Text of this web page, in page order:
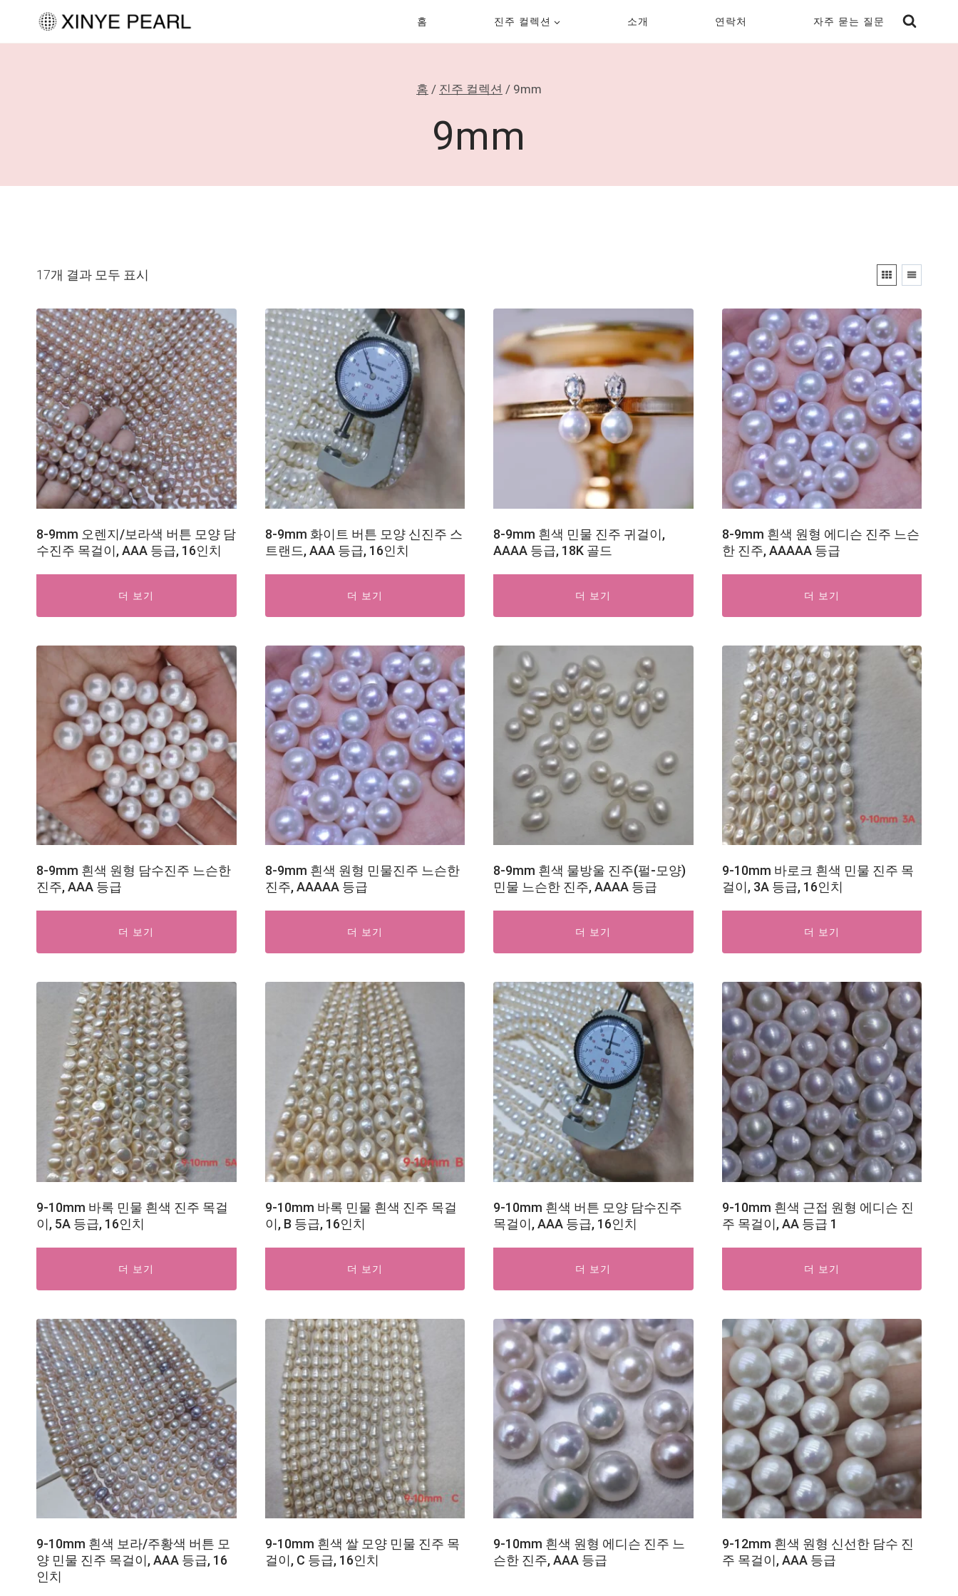
홈 진주 컬렉션 소개 연락처 자주 묻는 질문
홈 / 진주 컬렉션 / 9mm
9mm
17개 결과 모두 표시
8-9mm 오렌지/보라색 버튼 모양 담
수진주 목걸이, AAA 등급, 16인치
더 보기
8-9mm 화이트 버튼 모양 신진주 스
트랜드, AAA 등급, 16인치
더 보기
8-9mm 흰색 민물 진주 귀걸이,
AAAA 등급, 18K 골드
더 보기
8-9mm 흰색 원형 에디슨 진주 느슨
한 진주, AAAAA 등급
더 보기
8-9mm 흰색 원형 담수진주 느슨한
진주, AAA 등급
더 보기
8-9mm 흰색 원형 민물진주 느슨한
진주, AAAAA 등급
더 보기
8-9mm 흰색 물방울 진주(펄-모양)
민물 느슨한 진주, AAAA 등급
더 보기
9-10mm 바로크 흰색 민물 진주 목
걸이, 3A 등급, 16인치
더 보기
9-10mm 바록 민물 흰색 진주 목걸
이, 5A 등급, 16인치
더 보기
9-10mm 바록 민물 흰색 진주 목걸
이, B 등급, 16인치
더 보기
9-10mm 흰색 버튼 모양 담수진주
목걸이, AAA 등급, 16인치
더 보기
9-10mm 흰색 근접 원형 에디슨 진
주 목걸이, AA 등급 1
더 보기
9-10mm 흰색 보라/주황색 버튼 모
양 민물 진주 목걸이, AAA 등급, 16
인치
9-10mm 흰색 쌀 모양 민물 진주 목
걸이, C 등급, 16인치
9-10mm 흰색 원형 에디슨 진주 느
슨한 진주, AAA 등급
9-12mm 흰색 원형 신선한 담수 진
주 목걸이, AAA 등급